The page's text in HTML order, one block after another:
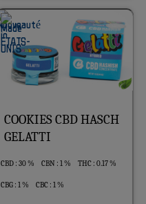
COOKIES CBD HASCH
GELATTI
CBD : 30 % CBN : 1 % THC : 0.17 %
CBG : 1 % CBC : 1 %